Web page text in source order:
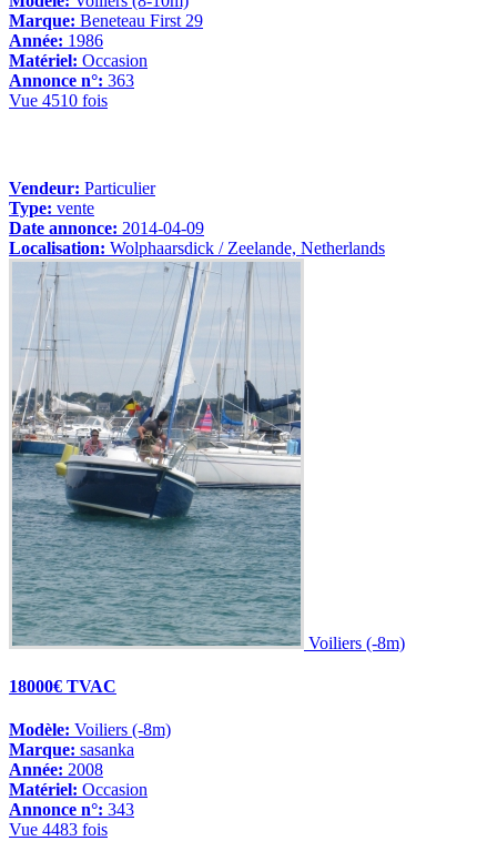
Marque: Beneteau First 29
Année: 1986
Matériel: Occasion
Annonce n°: 363
Vue 4510 fois
Vendeur: Particulier
Type: vente
Date annonce: 2014-04-09
Localisation: Wolphaarsdick / Zeelande, Netherlands
Voiliers (-8m)
18000€ TVAC
Modèle: Voiliers (-8m)
Marque: sasanka
Année: 2008
Matériel: Occasion
Annonce n°: 343
Vue 4483 fois